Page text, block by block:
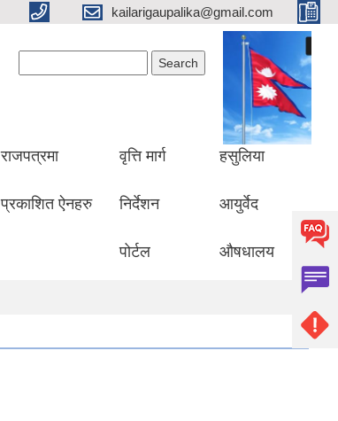
kailarigaupalika@gmail.com
राजपत्रमा
प्रकाशित ऐनहरु
वृत्ति मार्ग
निर्देशन
पोर्टल
हसुलिया
आयुर्वेद
औषधालय